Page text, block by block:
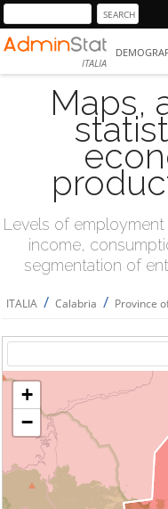
ITALIA
Maps,
Levels of
income,
segmentation of
ITALIA / Calabria / Province